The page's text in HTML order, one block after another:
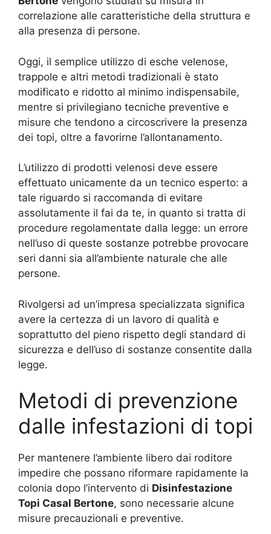
correlazione alle caratteristiche della struttura e
alla presenza di persone.
Oggi, il semplice utilizzo di esche velenose,
trappole e altri metodi tradizionali è stato
modificato e ridotto al minimo indispensabile,
mentre si privilegiano tecniche preventive e
misure che tendono a circoscrivere la presenza
dei topi, oltre a favorirne l’allontanamento.
L’utilizzo di prodotti velenosi deve essere
effettuato unicamente da un tecnico esperto: a
tale riguardo si raccomanda di evitare
assolutamente il fai da te, in quanto si tratta di
procedure regolamentate dalla legge: un errore
nell’uso di queste sostanze potrebbe provocare
seri danni sia all’ambiente naturale che alle
persone.
Rivolgersi ad un’impresa specializzata significa
avere la certezza di un lavoro di qualità e
soprattutto del pieno rispetto degli standard di
sicurezza e dell’uso di sostanze consentite dalla
legge.
Metodi di prevenzione
dalle infestazioni di topi
Per mantenere l’ambiente libero dai roditore
impedire che possano riformare rapidamente la
colonia dopo l’intervento di Disinfestazione
Topi Casal Bertone, sono necessarie alcune
misure precauzionali e preventive.